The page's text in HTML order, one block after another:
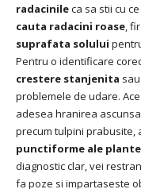
radacinileca sa stii cu
cauta radacini roase,
suprafata solului
Pentru o identificare
crestere stanjenita
problemele de udare.
adesea hranirea
precum tulpini prabusite,
punctiforme ale
diagnostic clar, vei
fa poze si impartaseste